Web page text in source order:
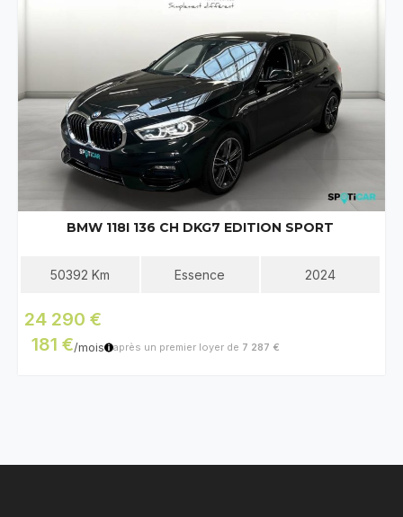
BMW 118I 136 CH DKG7 EDITION SPORT
50392 Km Essence 2024
24 290 €
181 €/mois après un premier loyer de 7 287 €